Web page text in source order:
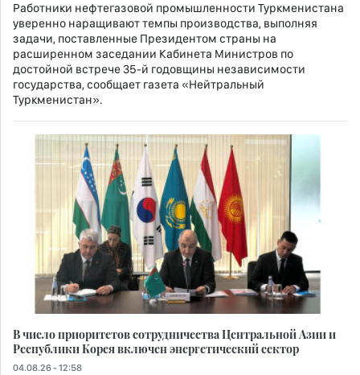
Работники нефтегазовой промышленности Туркменистана
уверенно наращивают темпы производства, выполняя
задачи, поставленные Президентом страны на
расширенном заседании Кабинета Министров по
достойной встрече 35-й годовщины независимости
государства, сообщает газета «Нейтральный
Туркменистан».
В число приоритетов сотрудничества Центральной Азии и
Республики Корея включен энергетический сектор
04.08.26 - 12:58